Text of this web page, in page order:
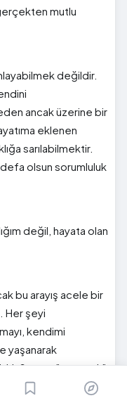
mutlu
değildir.
ancak üzerine bir
eklenen
sarılabilmektir.
olsun sorumluluk
değil, hayata olan
bu arayış acele bir
Her şeyi
kendimi
yaşanarak
Sanırım "yaşamak"